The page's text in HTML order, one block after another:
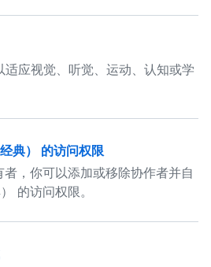
应视觉、听觉、运动、认知或学
典） 的访问权限
，你可以添加或移除协作者并自
的访问权限。